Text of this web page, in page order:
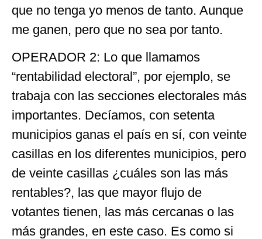
que no tenga yo menos de tanto. Aunque
me ganen, pero que no sea por tanto.
OPERADOR 2: Lo que llamamos
“rentabilidad electoral”, por ejemplo, se
trabaja con las secciones electorales más
importantes. Decíamos, con setenta
municipios ganas el país en sí, con veinte
casillas en los diferentes municipios, pero
de veinte casillas ¿cuáles son las más
rentables?, las que mayor flujo de
votantes tienen, las más cercanas o las
más grandes, en este caso. Es como si